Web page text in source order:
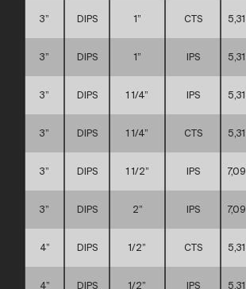
3” DIPS 1” CTS 5,31
3” DIPS 1” IPS 5,31
3” DIPS 1 1/4” IPS 5,31
3” DIPS 1 1/4” CTS 5,31
3” DIPS 1 1/2” IPS 7,09
3” DIPS 2” IPS 7,09
4” DIPS 1/2” CTS 5,31
4” DIPS 1/2” IPS 5,31